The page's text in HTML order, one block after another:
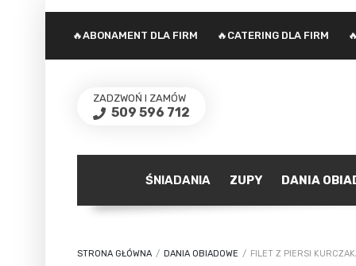
🔥ABONAMENT DLA FIRM 🔥CATERING DLA FIRM
ZADZWOŃ I ZAMÓW
509 596 712
ŚNIADANIA ZUPY DANIA
STRONA GŁÓWNA / DANIA OBIADOWE / FILET Z PIERSI